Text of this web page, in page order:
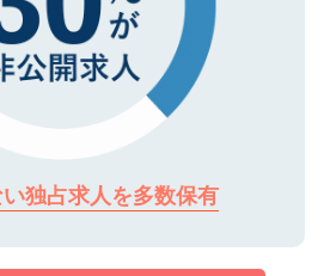
独占求人を多数保有